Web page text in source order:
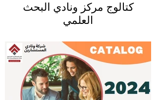
كتالوج مركز ونادي البحث
العلمي